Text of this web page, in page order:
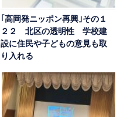
｢高岡発ニッポン再興｣その１
２２ 北区の透明性 学校建
設に住民や子どもの意見も取
り入れる